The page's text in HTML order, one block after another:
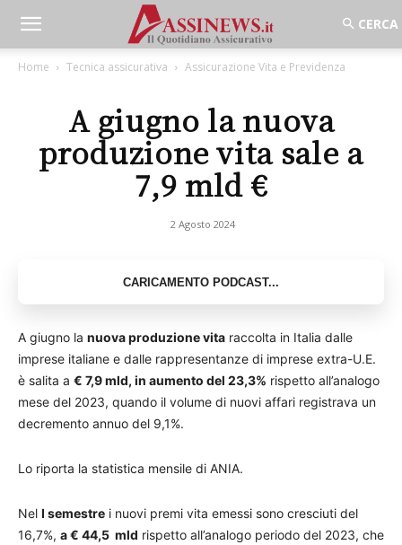
Home Tecnica assicurativa Assicurazione Vita e Previdenza
A giugno la nuova
produzione vita sale a
7,9 mld €
2 Agosto 2024
A giugno la nuova produzione vita raccolta in Italia dalle
imprese italiane e dalle rappresentanze di imprese extra-U.E.
è salita a € 7,9 mld, in aumento del 23,3% rispetto all’analogo
mese del 2023, quando il volume di nuovi affari registrava un
decremento annuo del 9,1%.
Lo riporta la statistica mensile di ANIA.
Nel I semestre i nuovi premi vita emessi sono cresciuti del
16,7%, a € 44,5 mld rispetto all’analogo periodo del 2023, che